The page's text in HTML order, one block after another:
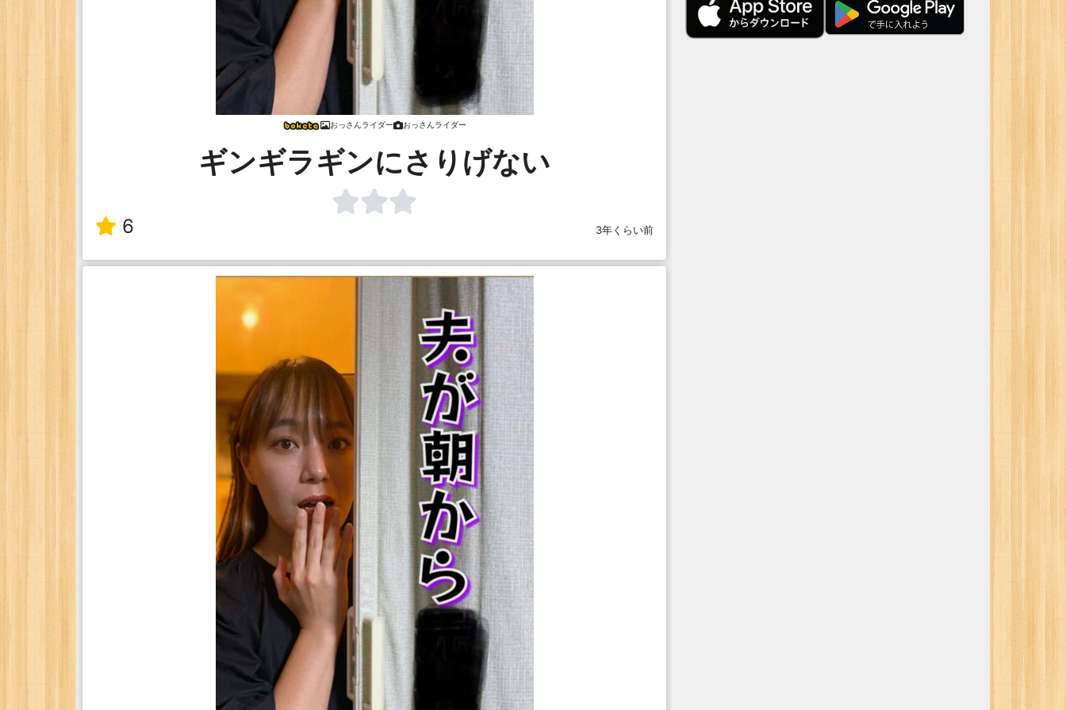
おっさんライダー おっさんライダー
ギンギラギンにさりげない
6 3年くらい前